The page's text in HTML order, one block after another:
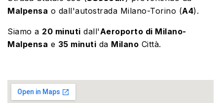
Malpensa o dall'autostrada Milano-Torino (A4).
Siamo a 20 minuti dall'Aeroporto di Milano-
Malpensa e 35 minuti da Milano Città.